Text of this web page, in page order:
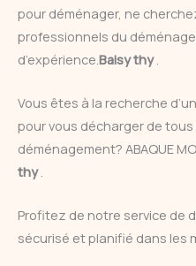
pour déménager, ne
professionnels du
d’expérience. Baisy thy
Vous êtes à la recherche
pour vous décharger de
déménagement? ABAQUE
thy
Profitez de notre service de
sécurisé et planifié dans les